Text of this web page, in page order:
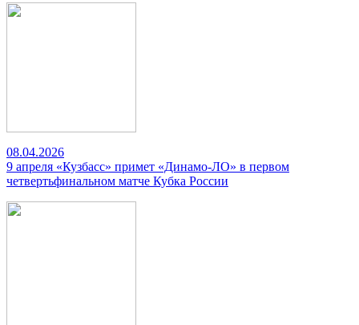
08.04.2026
9 апреля «Кузбасс» примет «Динамо-ЛО» в первом
четвертьфинальном матче Кубка России